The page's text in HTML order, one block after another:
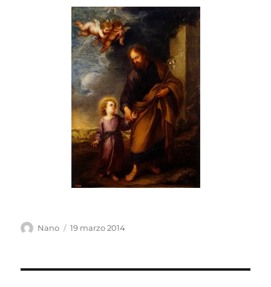
Autor
Nano
Publicado
19 marzo 2014